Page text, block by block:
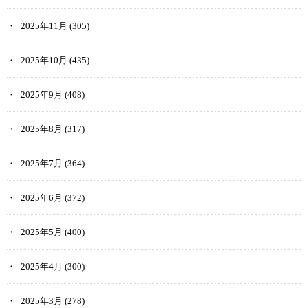
2025年11月 (305)
2025年10月 (435)
2025年9月 (408)
2025年8月 (317)
2025年7月 (364)
2025年6月 (372)
2025年5月 (400)
2025年4月 (300)
2025年3月 (278)